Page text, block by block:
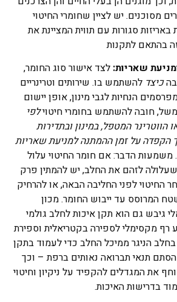
מסוכנים. יש לציין שחומרי החיטוי
סגורות עם תווית המציינת את
בהתאם לתקנות
שאריות: לצד אישור סוג החומר,
כיצד להשתמש בו. שירותים וטרינריים
הנחיות לגבי מינון, אופן יישום
חובה להשתמש בחומרי חיטוילפי
הווטרינר המטפל, במינון ובתדירות
הקפדה על זמן ההמתנה למניעת שאריות
​. משמעות הדבר: אם חומר החיטוי עלול
לזהם את החלב, יש להמתין פרק
החיטוי לפני החליבה הבאה, או להרחיק
המרוסס עד ייבוש החומר. מכון
גיבש גם הוא תקן איכות לחלב גולמי
רף מקסימלי לספירה בקטריאלית וספירת
הניגר ממיכל החלב כדי לעמוד בתקן
תנאי תברואה נאותים ברפת – וכך
את המגדלים להקפיד על ניקיון וחיטוי
בדרישות האיכות.